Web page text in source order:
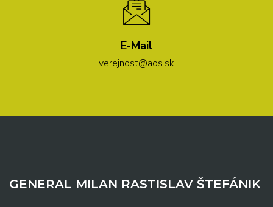
E-Mail
verejnost@aos.sk
GENERAL MILAN RASTISLAV ŠTEFÁNIK